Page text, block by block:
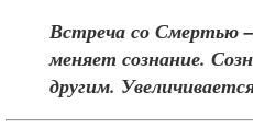
Встреча со Смертью
меняет сознание.
другим.